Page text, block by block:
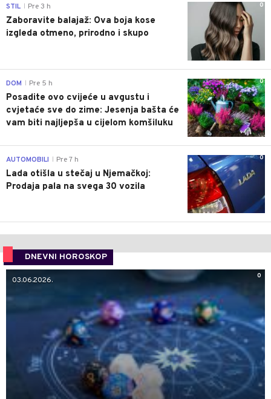
0
STIL Pre 3 h
Zaboravite balajaž: Ova boja kose
izgleda otmeno, prirodno i skupo
0
DOM Pre 5 h
Posadite ovo cvijeće u avgustu i
cvjetaće sve do zime: Jesenja bašta će
vam biti najljepša u cijelom komšiluku
0
AUTOMOBILI Pre 7 h
Lada otišla u stečaj u Njemačkoj:
Prodaja pala na svega 30 vozila
DNEVNI HOROSKOP
0
03.06.2026.